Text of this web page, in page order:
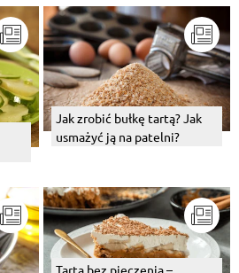
Jak zrobić bułkę tartą? Jak
usmażyć ją na patelni?
Tarta bez pieczenia –